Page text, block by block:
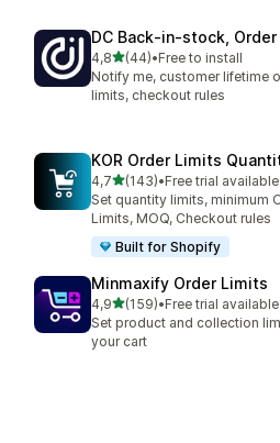
DC Back‑in‑stock,
4,85 yıldız üzerinden
(44)
toplam 44 değerlendirme
•Free to install
Notify me, customer lifetime
limits, checkout rules
KOR Order Limits
4,75 yıldız üzerinden
(143)
toplam 143 değerlendirme
•Free trial available
Set quantity limits, minimum
Limits, MOQ, Checkout rules
Built for Shopify
Minmaxify Order Limits
4,95 yıldız üzerinden
(159)
toplam 159 değerlendirme
•Free trial available
Set product and collection
your cart